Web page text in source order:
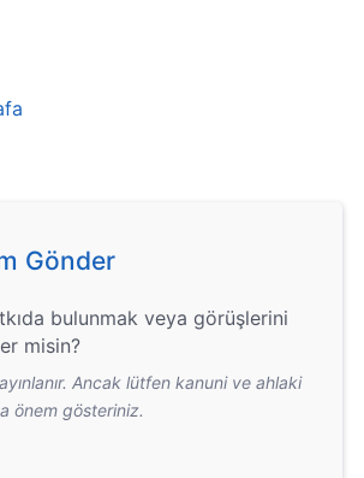
Gönder
bulunmak veya görüşlerini
misin?
Ancak lütfen kanuni ve ahlaki
önem gösteriniz.